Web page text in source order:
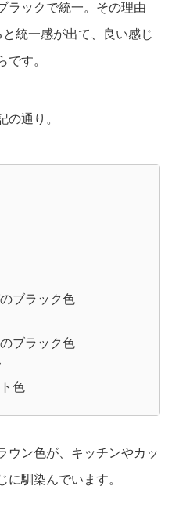
ラックで統一。その理由
統一感が出て、良い感じ
です。
の通り。
ブラック色
ブラック色
色
ウン色が、キッチンやカッ
に馴染んでいます。